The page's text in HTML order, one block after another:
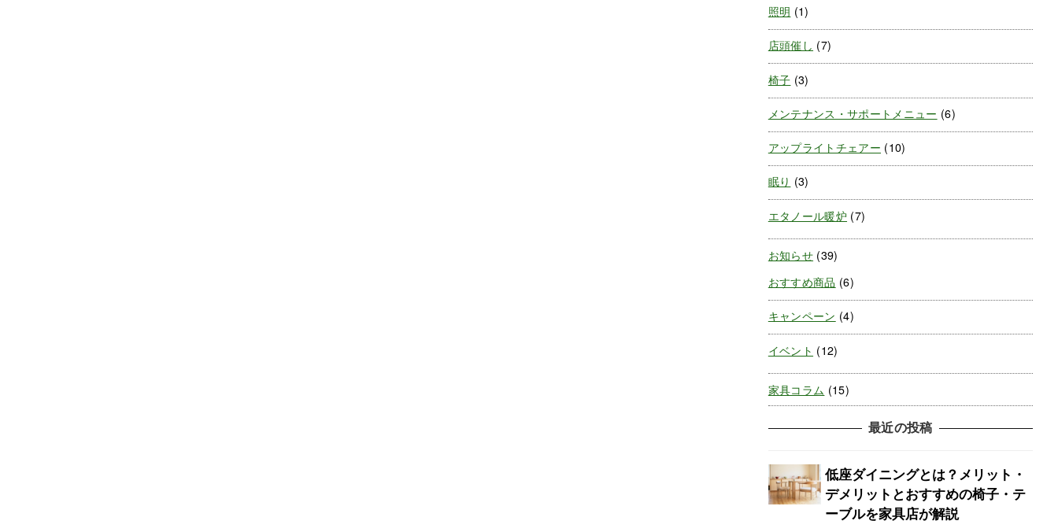
照明 (1)
店頭催し (7)
椅子 (3)
メンテナンス・サポートメニュー (6)
アップライトチェアー (10)
眠り (3)
エタノール暖炉 (7)
お知らせ (39)
おすすめ商品 (6)
キャンペーン (4)
イベント (12)
家具コラム (15)
最近の投稿
低座ダイニングとは？メリット・
デメリットとおすすめの椅子・テ
ーブルを家具店が解説